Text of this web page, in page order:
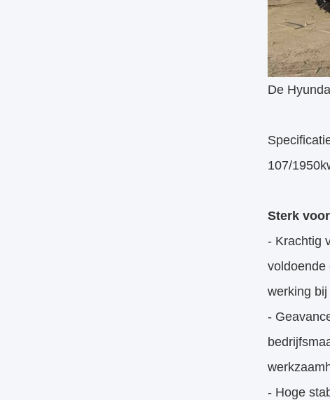
De
107/
Sterk
- Krachtig
voldoende
werking
-
- Hoge